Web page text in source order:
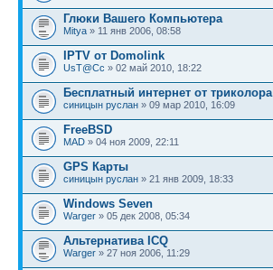
Глюки Вашего Компьютера
Mitya » 11 янв 2006, 08:58
IPTV от Domolink
UsT@Cc » 02 май 2010, 18:22
Бесплатный интернет от триколора
синицын руслан » 09 мар 2010, 16:09
FreeBSD
MAD » 04 ноя 2009, 22:11
GPS Карты
синицын руслан » 21 янв 2009, 18:33
Windows Seven
Warger » 05 дек 2008, 05:34
Альтернатива ICQ
Warger » 27 ноя 2006, 11:29